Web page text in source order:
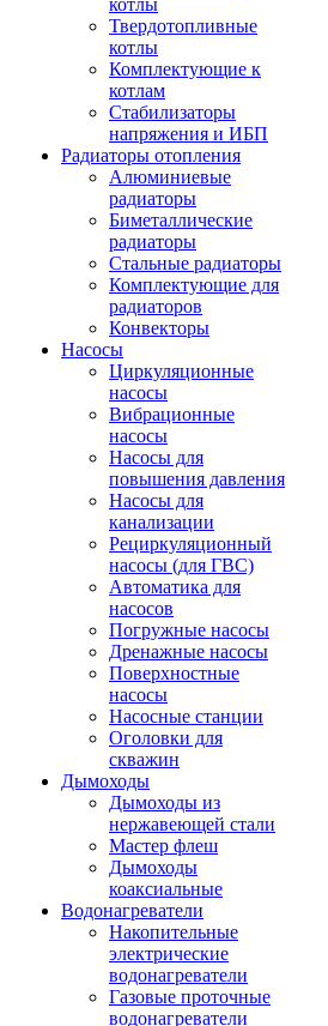
котлы
Твердотопливные
котлы
Комплектующие к
котлам
Стабилизаторы
напряжения и ИБП
Радиаторы отопления
Алюминиевые
радиаторы
Биметаллические
радиаторы
Стальные радиаторы
Комплектующие для
радиаторов
Конвекторы
Насосы
Циркуляционные
насосы
Вибрационные
насосы
Насосы для
повышения давления
Насосы для
канализации
Рециркуляционный
насосы (для ГВС)
Автоматика для
насосов
Погружные насосы
Дренажные насосы
Поверхностные
насосы
Насосные станции
Оголовки для
скважин
Дымоходы
Дымоходы из
нержавеющей стали
Мастер флеш
Дымоходы
коаксиальные
Водонагреватели
Накопительные
электрические
водонагреватели
Газовые проточные
водонагреватели